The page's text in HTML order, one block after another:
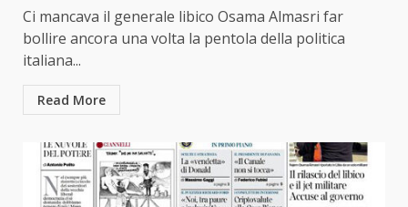
Ci mancava il generale libico Osama Almasri far
bollire ancora una volta la pentola della politica
italiana...
Read More